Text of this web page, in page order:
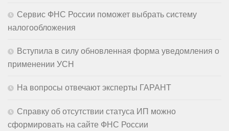
Сервис ФНС России поможет выбрать систему
налогообложения
Вступила в силу обновленная форма уведомления о
применении УСН
На вопросы отвечают эксперты ГАРАНТ
Справку об отсутствии статуса ИП можно
сформировать на сайте ФНС России